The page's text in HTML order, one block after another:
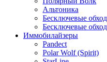
Альтоника
Бесключевые
Бесключевые
Иммобилайзеры
Pandect
Polar Wolf (Spirit)